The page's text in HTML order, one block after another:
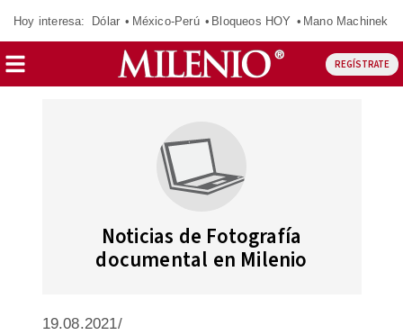
Hoy interesa: Dólar México-Perú Bloqueos HOY Mano Machinek
REGÍSTRATE
Noticias de Fotografía
documental en Milenio
19.08.2021/